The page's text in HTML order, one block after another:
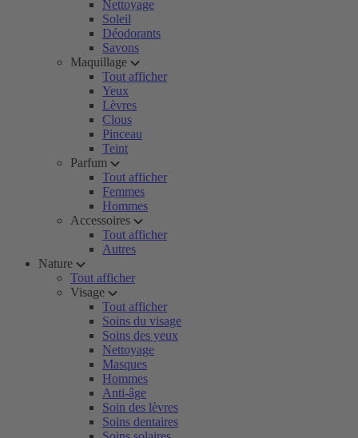
Nettoyage
Soleil
Déodorants
Savons
Maquillage
Tout afficher
Yeux
Lèvres
Clous
Pinceau
Teint
Parfum
Tout afficher
Femmes
Hommes
Accessoires
Tout afficher
Autres
Nature
Tout afficher
Visage
Tout afficher
Soins du visage
Soins des yeux
Nettoyage
Masques
Hommes
Anti-âge
Soin des lèvres
Soins dentaires